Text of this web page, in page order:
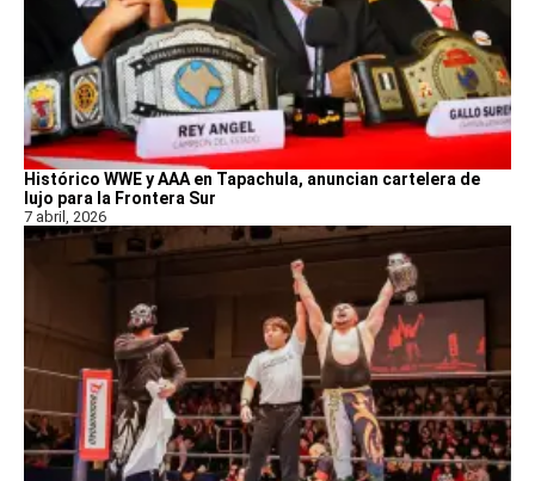
Histórico WWE y AAA en Tapachula, anuncian cartelera de
lujo para la Frontera Sur
7 abril, 2026